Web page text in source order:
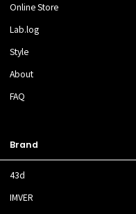
Online Store
Lab.log
Style
About
FAQ
Brand
43d
IMVER